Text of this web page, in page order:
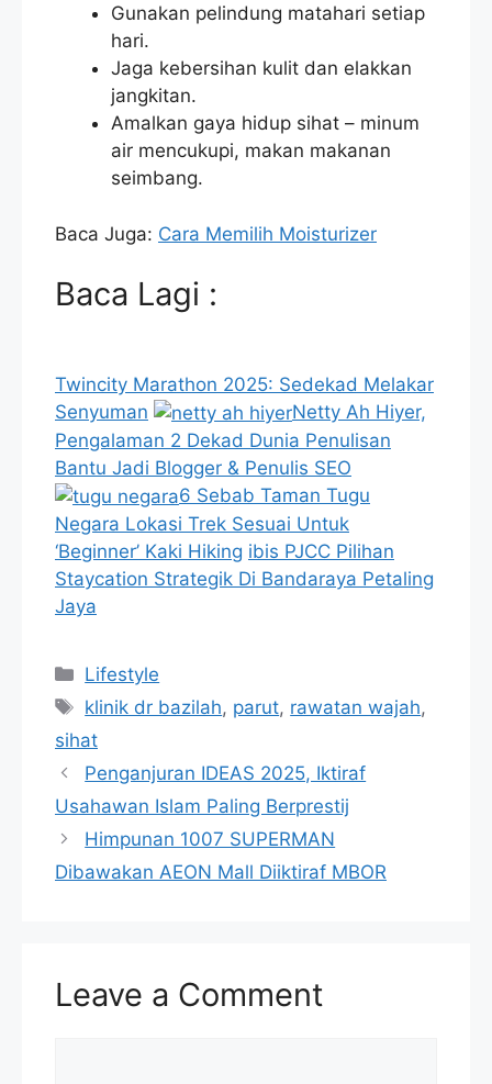
Gunakan pelindung matahari setiap
hari.
Jaga kebersihan kulit dan elakkan
jangkitan.
Amalkan gaya hidup sihat – minum
air mencukupi, makan makanan
seimbang.
Baca Juga: Cara Memilih Moisturizer
Baca Lagi :
Twincity Marathon 2025: Sedekad Melakar
Senyuman
Netty Ah Hiyer,
Pengalaman 2 Dekad Dunia Penulisan
Bantu Jadi Blogger & Penulis SEO
6 Sebab Taman Tugu
Negara Lokasi Trek Sesuai Untuk
‘Beginner’ Kaki Hiking ibis PJCC Pilihan
Staycation Strategik Di Bandaraya Petaling
Jaya
Categories
Lifestyle
Tags
klinik dr bazilah, parut, rawatan wajah,
sihat
Penganjuran IDEAS 2025, Iktiraf
Usahawan Islam Paling Berprestij
Himpunan 1007 SUPERMAN
Dibawakan AEON Mall Diiktiraf MBOR
Leave a Comment